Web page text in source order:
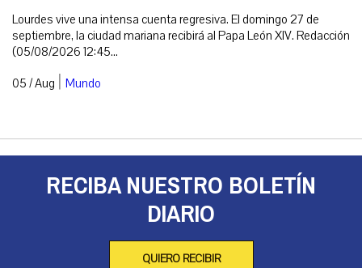
Lourdes vive una intensa cuenta regresiva. El domingo 27 de
septiembre, la ciudad mariana recibirá al Papa León XIV. Redacción
(05/08/2026 12:45...
05 / Aug | Mundo
RECIBA NUESTRO BOLETÍN
DIARIO
QUIERO RECIBIR